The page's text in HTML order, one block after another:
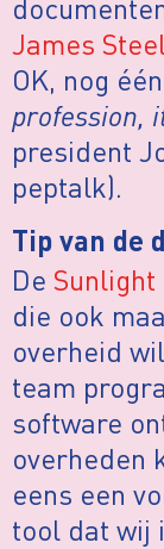
James
OK, nog
profession,
president
peptalk).
Tip van de
De Sunlight
die ook
overheid
team
software
overheden
eens een
tool dat wij